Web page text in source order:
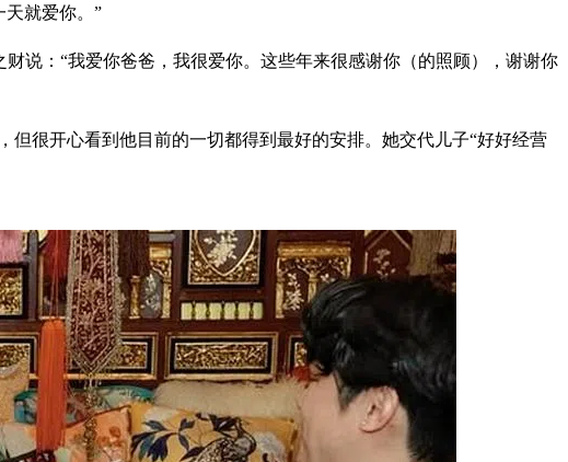
天就爱你。”
说：“我爱你爸爸，我很爱你。这些年来很感谢你（的照顾），谢谢你
很开心看到他目前的一切都得到最好的安排。她交代儿子“好好经营